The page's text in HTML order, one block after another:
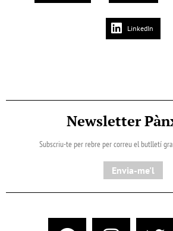
LinkedIn
Newsletter
Subscriu-te per rebre per correu el butlletí
Envia-me'l